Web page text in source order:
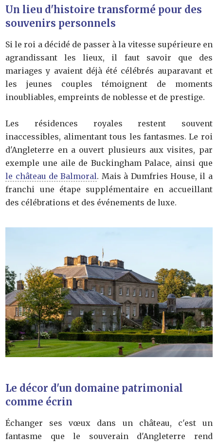
Un lieu d'histoire transformé pour des
souvenirs personnels
Si le roi a décidé de passer à la vitesse supérieure en
agrandissant les lieux, il faut savoir que des
mariages y avaient déjà été célébrés auparavant et
les jeunes couples témoignent de moments
inoubliables, empreints de noblesse et de prestige.
Les résidences royales restent souvent
inaccessibles, alimentant tous les fantasmes. Le roi
d'Angleterre en a ouvert plusieurs aux visites, par
exemple une aile de Buckingham Palace, ainsi que
le château de Balmoral. Mais à Dumfries House, il a
franchi une étape supplémentaire en accueillant
des célébrations et des événements de luxe.
Le décor d'un domaine patrimonial
comme écrin
Échanger ses vœux dans un château, c'est un
fantasme que le souverain d'Angleterre rend